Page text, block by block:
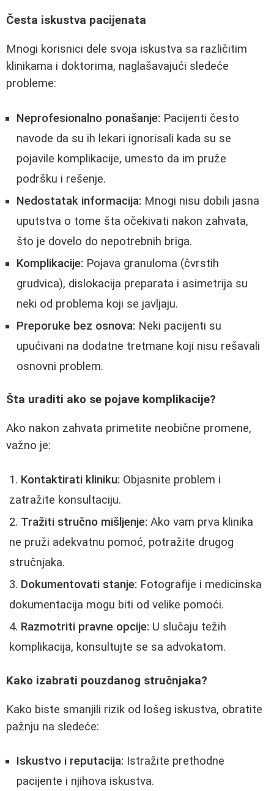
Česta iskustva pacijenata
Mnogi korisnici dele svoja iskustva sa različitim
klinikama i doktorima, naglašavajući sledeće
probleme:
Neprofesionalno ponašanje: Pacijenti često
navode da su ih lekari ignorisali kada su se
pojavile komplikacije, umesto da im pruže
podršku i rešenje.
Nedostatak informacija: Mnogi nisu dobili jasna
uputstva o tome šta očekivati nakon zahvata,
što je dovelo do nepotrebnih briga.
Komplikacije: Pojava granuloma (čvrstih
grudvica), dislokacija preparata i asimetrija su
neki od problema koji se javljaju.
Preporuke bez osnova: Neki pacijenti su
upućivani na dodatne tretmane koji nisu rešavali
osnovni problem.
Šta uraditi ako se pojave komplikacije?
Ako nakon zahvata primetite neobične promene,
važno je:
Kontaktirati kliniku: Objasnite problem i
zatražite konsultaciju.
Tražiti stručno mišljenje: Ako vam prva klinika
ne pruži adekvatnu pomoć, potražite drugog
stručnjaka.
Dokumentovati stanje: Fotografije i medicinska
dokumentacija mogu biti od velike pomoći.
Razmotriti pravne opcije: U slučaju težih
komplikacija, konsultujte se sa advokatom.
Kako izabrati pouzdanog stručnjaka?
Kako biste smanjili rizik od lošeg iskustva, obratite
pažnju na sledeće:
Iskustvo i reputacija: Istražite prethodne
pacijente i njihova iskustva.